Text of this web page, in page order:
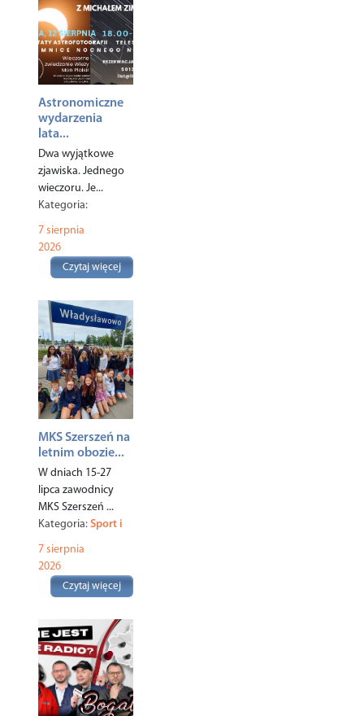
Astronomiczne
wydarzenia
lata...
Dwa wyjątkowe
zjawiska. Jednego
wieczoru. Je...
Kategoria:
Ciekawostki
Turystyka
7 sierpnia
2026
Czytaj więcej
MKS Szerszeń na
letnim obozie...
W dniach 15-27
lipca zawodnicy
MKS Szerszeń ...
Kategoria:Sport i
rekreacja
7 sierpnia
2026
Czytaj więcej